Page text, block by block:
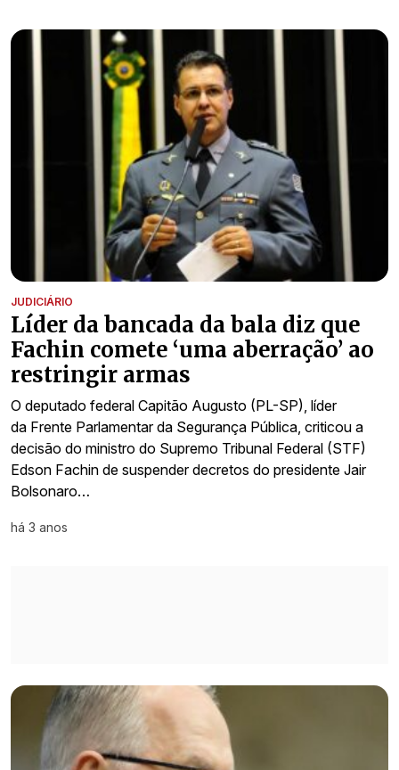
JUDICIÁRIO
Líder da bancada da bala diz que
Fachin comete ‘uma aberração’ ao
restringir armas
O deputado federal Capitão Augusto (PL-SP), líder
da Frente Parlamentar da Segurança Pública, criticou a
decisão do ministro do Supremo Tribunal Federal (STF)
Edson Fachin de suspender decretos do presidente Jair
Bolsonaro…
há 3 anos